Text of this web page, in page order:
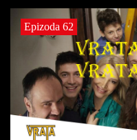
Epizoda 62